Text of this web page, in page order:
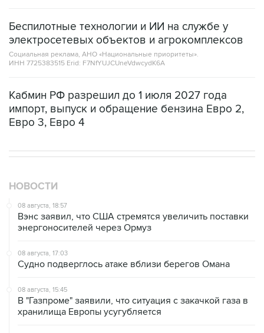
Беспилотные технологии и ИИ на службе у
электросетевых объектов и агрокомплексов
Социальная реклама, АНО «Национальные приоритеты».
ИНН 7725383515 Erid: F7NfYUJCUneVdwcydK6A
Кабмин РФ разрешил до 1 июля 2027 года
импорт, выпуск и обращение бензина Евро 2,
Евро 3, Евро 4
НОВОСТИ
08 августа, 18:57
Вэнс заявил, что США стремятся увеличить поставки
энергоносителей через Ормуз
08 августа, 17:03
Судно подверглось атаке вблизи берегов Омана
08 августа, 15:45
В "Газпроме" заявили, что ситуация с закачкой газа в
хранилища Европы усугубляется